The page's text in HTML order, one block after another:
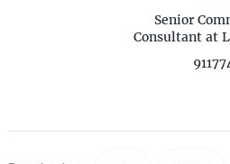
Senior
Consultant at